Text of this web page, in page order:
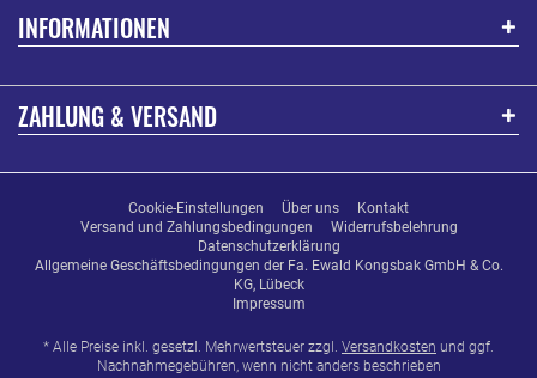
INFORMATIONEN
ZAHLUNG & VERSAND
Cookie-Einstellungen Über uns
Kontakt
Versand und Zahlungsbedingungen
Widerrufsbelehrung
Datenschutzerklärung
Allgemeine Geschäftsbedingungen der Fa. Ewald Kongsbak GmbH & Co.
KG, Lübeck
Impressum
* Alle Preise inkl. gesetzl. Mehrwertsteuer zzgl. Versandkosten und ggf.
Nachnahmegebühren, wenn nicht anders beschrieben